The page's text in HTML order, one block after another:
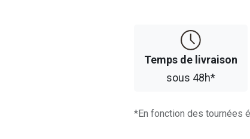
Temps d​​e livraison
sous 48h*
*En fonction des tournées